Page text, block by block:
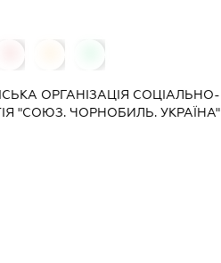
ОРГАНІЗАЦІЯ СОЦІАЛЬНО-
"СОЮЗ. ЧОРНОБИЛЬ. УКРАЇНА"